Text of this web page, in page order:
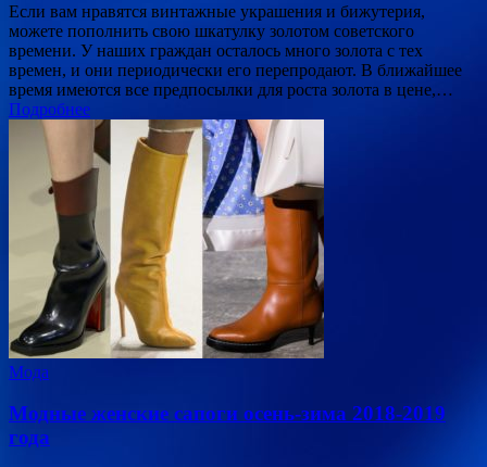
Если вам нравятся винтажные украшения и бижутерия,
можете пополнить свою шкатулку золотом советского
времени. У наших граждан осталось много золота с тех
времен, и они периодически его перепродают. В ближайшее
время имеются все предпосылки для роста золота в цене,…
Подробнее
Мода
Модные женские сапоги осень-зима 2018-2019
года